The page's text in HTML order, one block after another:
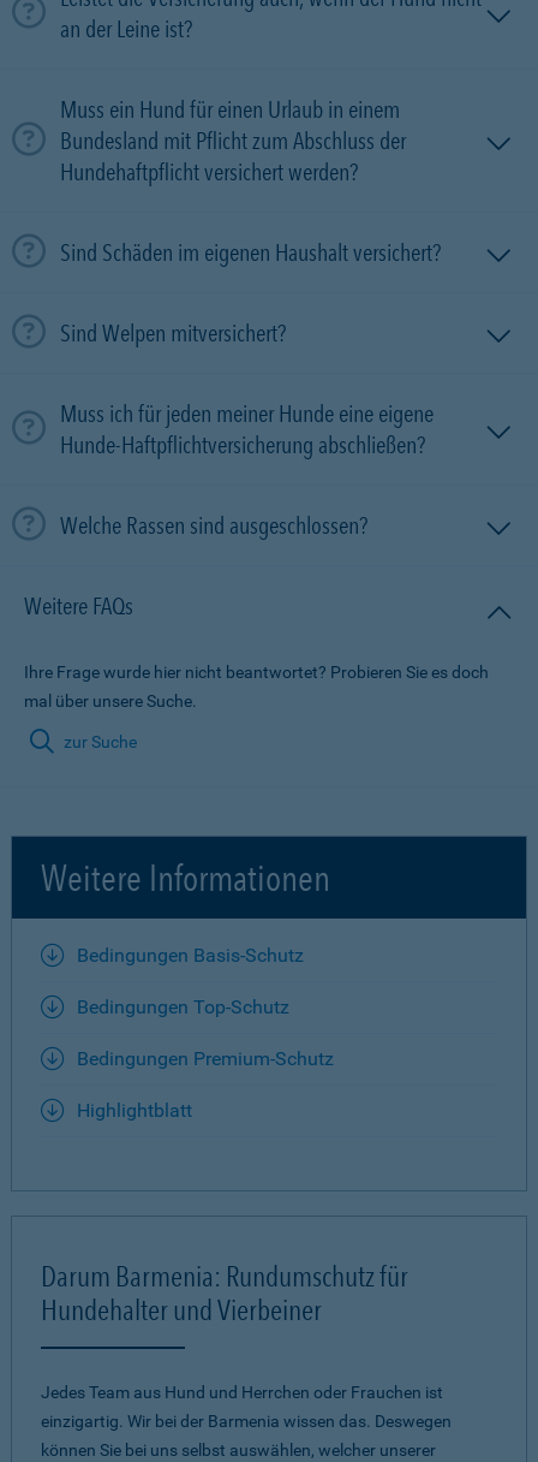
an der Leine ist?
Muss ein Hund für einen Urlaub in einem
Bundesland mit Pflicht zum Abschluss der
Hundehaftpflicht versichert werden?
Sind Schäden im eigenen Haushalt versichert?
Sind Welpen mitversichert?
Muss ich für jeden meiner Hunde eine eigene
Hunde-Haftpflichtversicherung abschließen?
Welche Rassen sind ausgeschlossen?
Weitere FAQs
Ihre Frage wurde hier nicht beantwortet? Probieren Sie es doch
mal über unsere Suche.
zur Suche
Weitere Informationen
Bedingungen Basis-Schutz
Bedingungen Top-Schutz
Bedingungen Premium-Schutz
Highlightblatt
Darum Barmenia: Rundumschutz für
Hundehalter und Vierbeiner
Jedes Team aus Hund und Herrchen oder Frauchen ist
einzigartig. Wir bei der Barmenia wissen das. Deswegen
können Sie bei uns selbst auswählen, welcher unserer